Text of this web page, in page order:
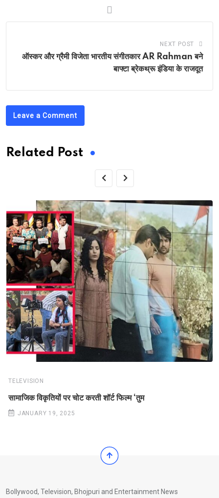
NEXT POST
ऑस्कर और ग्रैमी विजेता भारतीय संगीतकार AR Rahman बने
बाफ्टा ब्रेकथ्रू इंडिया के राजदूत
Leave a Comment
Related Post
TELEVISION
सामाजिक विकृतियों पर चोट करती शॉर्ट फिल्म ‘तुम
JANUARY 19, 2025
Bollywood, Television, Bhojpuri and Entertainment News